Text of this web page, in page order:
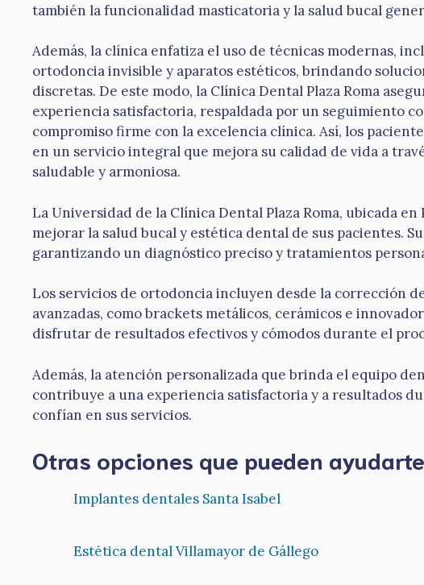
también la funcionalidad masticatoria y la salud bucal
Además, la clínica enfatiza el uso de técnicas modernas,
ortodoncia invisible y aparatos estéticos, brindando
discretas. De este modo, la Clínica Dental Plaza Roma
experiencia satisfactoria, respaldada por un seguimiento
compromiso firme con la excelencia clínica. Así, los
en un servicio integral que mejora su calidad de vida a
saludable y armoniosa.
La Universidad de la Clínica Dental Plaza Roma, ubicada
mejorar la salud bucal y estética dental de sus pacientes.
garantizando un diagnóstico preciso y tratamientos
Los servicios de ortodoncia incluyen desde la corrección
avanzadas, como brackets metálicos, cerámicos e
disfrutar de resultados efectivos y cómodos durante el
Además, la atención personalizada que brinda el equipo
contribuye a una experiencia satisfactoria y a resultados
confían en sus servicios.
Otras opciones que pueden
Implantes dentales Santa Isabel
Estética dental Villamayor de Gállego